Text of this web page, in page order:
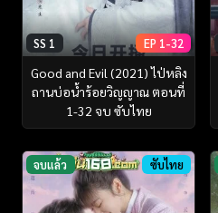
SS 1 EP 1-32
Good and Evil (2021) ไป่หลิง
ถานบ่อน้ำร้อยวิญญาณ ตอนที่
1-32 จบ ซับไทย
จบแล้ว ซับไทย